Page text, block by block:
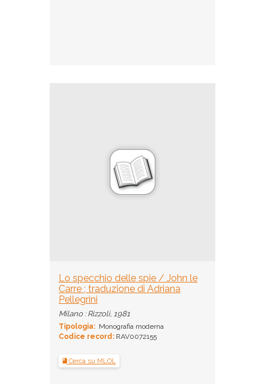
Lo specchio delle spie / John le
Carre ; traduzione di Adriana
Pellegrini
Milano : Rizzoli, 1981
Tipologia: Monografia moderna
Codice record: RAV0072155
Cerca su MLOL